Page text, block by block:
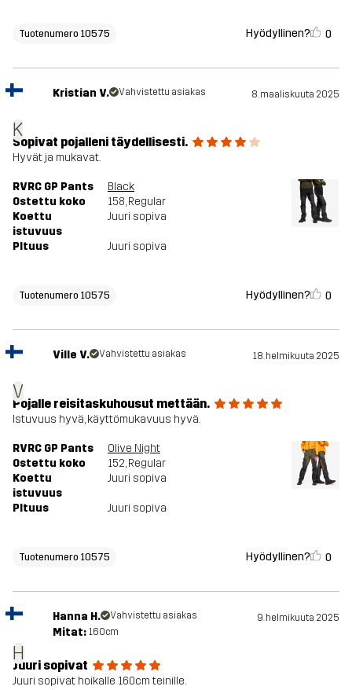
Tuotenumero 10575 Hyödyllinen? 0
K
Kristian V. Vahvistettu asiakas 8. maaliskuuta 2025
Sopivat pojalleni täydellisesti.
Hyvät ja mukavat.
RVRC GP Pants
Black
Ostettu koko
158, Regular
Koettu
istuvuus
Juuri sopiva
PItuus Juuri sopiva
Tuotenumero 10575 Hyödyllinen? 0
V
Ville V. Vahvistettu asiakas 18. helmikuuta 2025
Pojalle reisitaskuhousut mettään.
Istuvuus hyvä, käyttömukavuus hyvä.
RVRC GP Pants
Olive Night
Ostettu koko
152, Regular
Koettu
istuvuus
Juuri sopiva
PItuus Juuri sopiva
Tuotenumero 10575 Hyödyllinen? 0
H
Hanna H. Vahvistettu asiakas 9. helmikuuta 2025
Mitat: 160cm
Juuri sopivat
Juuri sopivat hoikalle 160cm teinille.